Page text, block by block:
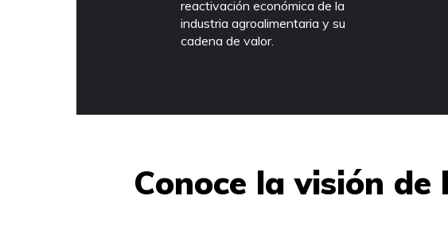
reactivación económica de la
industria agroalimentaria y su
cadena de valor.
Conoce la visión